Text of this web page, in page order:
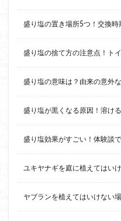
盛り塩の置き場所5つ！交換時
盛り塩の捨て方の注意点！ト
盛り塩の意味は？由来の意外
盛り塩が黒くなる原因！溶け
盛り塩効果がすごい！体験談
ユキヤナギを庭に植えてはい
ヤブランを植えてはいけない